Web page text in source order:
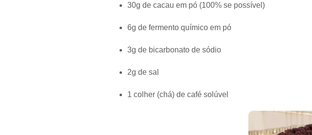
30g de cacau em pó (100% se possível)
6g de fermento químico em pó
3g de bicarbonato de sódio
2g de sal
1 colher (chá) de café solúvel